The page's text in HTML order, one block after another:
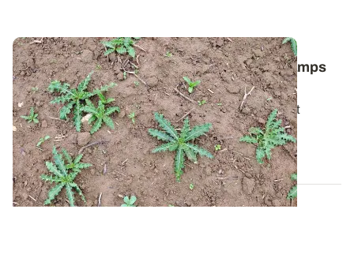
Comment lutter contre le chardon des champs
dans les céréales ?
Pour bien gérer cette plante vivace particulièrement
tenace, il faut avant tout comprendre...
06 AOÛT 2026